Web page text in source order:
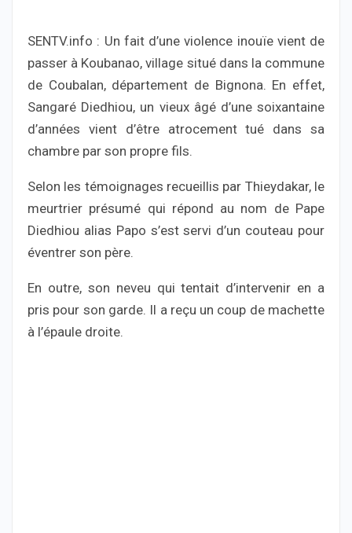
SENTV.info : Un fait d’une violence inouïe vient de
passer à Koubanao, village situé dans la commune
de Coubalan, département de Bignona. En effet,
Sangaré Diedhiou, un vieux âgé d’une soixantaine
d’années vient d’être atrocement tué dans sa
chambre par son propre fils.
Selon les témoignages recueillis par Thieydakar, le
meurtrier présumé qui répond au nom de Pape
Diedhiou alias Papo s’est servi d’un couteau pour
éventrer son père.
En outre, son neveu qui tentait d’intervenir en a
pris pour son garde. Il a reçu un coup de machette
à l’épaule droite.